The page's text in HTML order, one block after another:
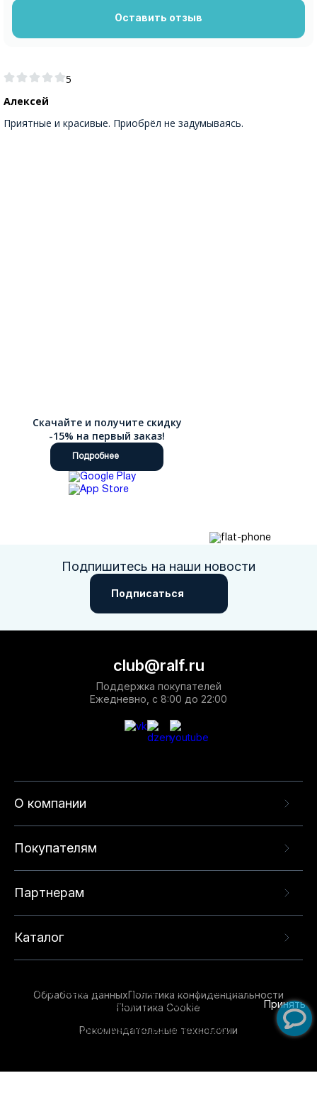
5
Алексей
Приятные и красивые. Приобрёл не задумываясь.
Оставить отзыв
Скачайте и получите скидку
-15% на первый заказ!
Подробнее
Подпишитесь на наши новости
Подписаться
О компании
Покупателям
Партнерам
Каталог
club@ralf.ru
Поддержка покупателей
Ежедневно, с 8:00 до 22:00
Обработка данныхПолитика конфиденциальности
Политика Cookie
Рекомендательные технологии
опыта на нашем сайте. Продолжая использовать
данный сайт, вы соглашаетесь с использованием
технологий. Для получения дополнительной
Принять